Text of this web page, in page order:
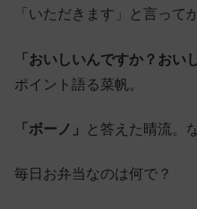
「いただきます」と言って
「おいしいんですか？おい
ポイント語る菜帆。
「ボーノ」 と答えた晴流。
毎日お弁当なのは何で？